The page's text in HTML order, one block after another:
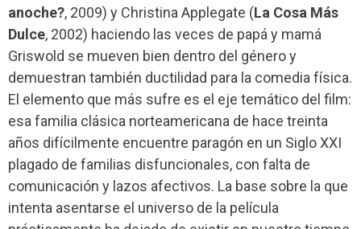
anoche?, 2009) y Christina Applegate (La Cosa Más
Dulce, 2002) haciendo las veces de papá y mamá
Griswold se mueven bien dentro del género y
demuestran también ductilidad para la comedia física.
El elemento que más sufre es el eje temático del film:
esa familia clásica norteamericana de hace treinta
años difícilmente encuentre paragón en un Siglo XXI
plagado de familias disfuncionales, con falta de
comunicación y lazos afectivos. La base sobre la que
intenta asentarse el universo de la película